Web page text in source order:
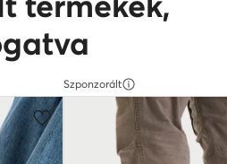
Szponzorált